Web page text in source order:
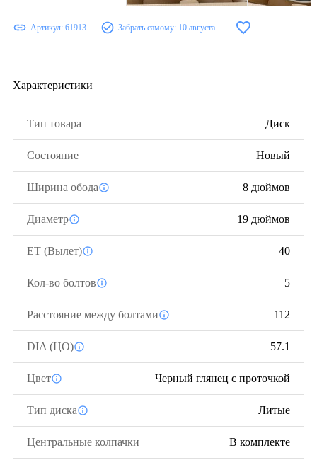
Артикул: 61913 Забрать самому: 10 августа
Характеристики
Тип товара Диск
Состояние Новый
Ширина обода 8 дюймов
Диаметр 19 дюймов
ЕТ (Вылет) 40
Кол-во болтов 5
Расстояние между болтами 112
DIA (ЦО) 57.1
Цвет Черный глянец с проточкой
Тип диска Литые
Центральные колпачки В комплекте